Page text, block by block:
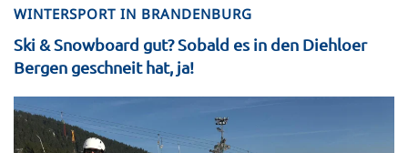
WINTERSPORT IN BRANDENBURG
Ski & Snowboard gut? Sobald es in den Diehloer
Bergen geschneit hat, ja!